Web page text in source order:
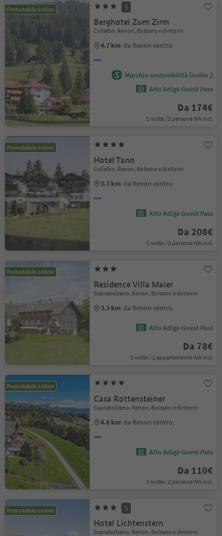
Prenotabile online S
Berghotel Zum Zirm
Collalbo, Renon, Bolzano e dintorni
4.7 km da Renon centro
Marchio sostenibilità livello 2
Alto Adige Guest Pass
Da 174€
1 notte / 2 persone IVA incl.
Prenotabile online
Hotel Tann
Collalbo, Renon, Bolzano e dintorni
3.7 km da Renon centro
Alto Adige Guest Pass
Da 208€
1 notte / 2 persone IVA incl.
Prenotabile online
Residence Villa Maier
Soprabolzano, Renon, Bolzano e dintorni
3.3 km da Renon centro
Alto Adige Guest Pass
Da 78€
1 notte / 1 appartamento IVA incl.
Prenotabile online
Casa Rottensteiner
Soprabolzano, Renon, Bolzano e dintorni
4.8 km da Renon centro
Alto Adige Guest Pass
Da 110€
1 notte / 2 persone IVA incl.
Prenotabile online S
Hotel Lichtenstern
Soprabolzano, Renon, Bolzano e dintorni